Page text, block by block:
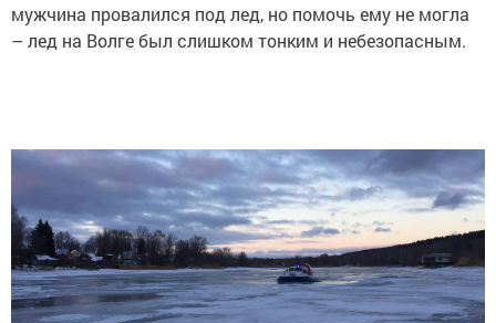
мужчина провалился под лед, но помочь ему не могла
– лед на Волге был слишком тонким и небезопасным.